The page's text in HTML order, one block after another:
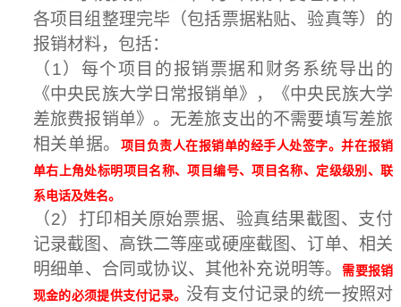
各项目组整理完毕（包括票据粘贴、验真等）的
报销材料，包括：
（1）每个项目的报销票据和财务系统导出的
《中央民族大学日常报销单》，《中央民族大学
差旅费报销单》。无差旅支出的不需要填写差旅
相关单据。
项目负责人在报销单的经手人处签字。并在报销
单右上角处标明项目名称、项目编号、项目名称、定级级别、联
系电话及姓名。
（2）打印相关原始票据、验真结果截图、支付
记录截图、高铁二等座或硬座截图、订单、相关
明细单、合同或协议、其他补充说明等。
需要报销
现金的必须提供支付记录。 没有支付记录的统一按照对